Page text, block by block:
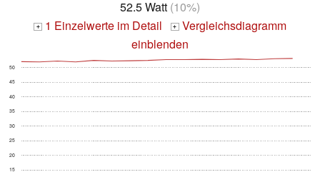
52.5 Watt (10%)
+ 1 Einzelwerte im Detail + Vergleichsdiagramm
einblenden
15
20
25
30
35
40
45
50